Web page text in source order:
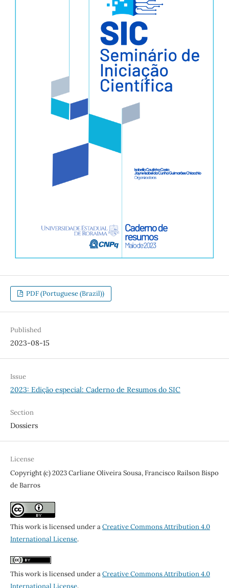
PDF (Portuguese (Brazil))
Published
2023-08-15
Issue
2023: Edição especial: Caderno de Resumos do SIC
Section
Dossiers
License
Copyright (c) 2023 Carliane Oliveira Sousa, Francisco Railson Bispo
de Barros
This work is licensed under aCreative Commons Attribution 4.0
International License.
This work is licensed under aCreative Commons Attribution 4.0
International License.